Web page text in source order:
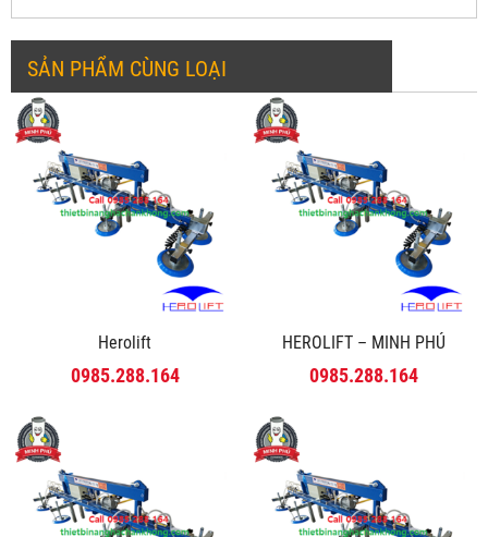
SẢN PHẨM CÙNG LOẠI
Herolift
0985.288.164
HEROLIFT – MINH PHÚ
0985.288.164